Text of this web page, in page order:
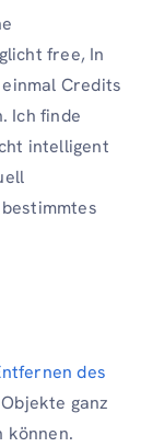
free, In
Credits
Ich finde
intelligent
des
ganz
können.